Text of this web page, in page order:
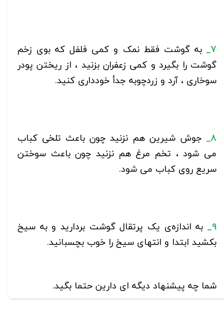
7_ به گوشت فقط نمک و کمی فلفل که بوی زخم
گوشت را بگیرد و کمی زعفران بزنید ، از ریختن پودر
سوخاری ، آرد و زردچوبه جدأ خودداری کنید.
8_
جوش شیرین هم نزنید چون باعث تلخی کباب
می شود ، تخم مرغ هم نزنید چون باعث سوختن
سریع روی کباب می شود.
9_
به اندازه‌ی یک پرتقال گوشت بردارید و به سیخ
بکشید ابتدا و انتهای سیخ را خوب بچسبانید.
شما چه پیشنهاد دیگه ای دارین حتما بگید.